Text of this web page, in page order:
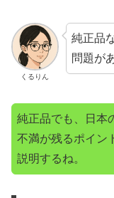
くるりん
純正品
問題が
純正品でも、日本
不満が残るポイン
説明するね。